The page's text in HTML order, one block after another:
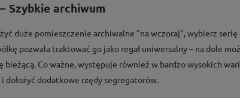
– Szybkie archiwum
duże pomieszczenie archiwalne "na wczoraj", wybierz
pozwala traktować go jako regał uniwersalny – na dole
Co ważne, występuje również w bardzo wysokich
dołożyć dodatkowe rzędy segregatorów.